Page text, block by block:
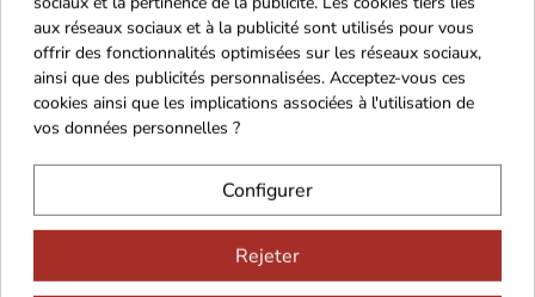
jours au réfrigérateur entre 0°C et +4°C.
Respectez la date limite de consommation inscrite
sur l'emballage.
Puis-je congeler les lobes crus ?
Oui, vous pouvez congeler les lobes directement
dans leur emballage sous vide dès leur réception
pour une utilisation ultérieure.
Quelle est la taille recommandée pour une terrine
avec ce lot ?
aux réseaux sociaux et à la publicité sont utilisés pour vous
offrir des fonctionnalités optimisées sur les réseaux sociaux,
ainsi que des publicités personnalisées. Acceptez-vous ces
cookies ainsi que les implications associées à l'utilisation de
vos données personnelles ?
Configurer
Rejeter